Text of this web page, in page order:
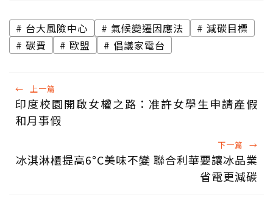
台大風險中心 氣候變遷因應法
減碳目標
碳費
歐盟 倡議家電台
← 上一篇
印度校園開啟女權之路：准許女學生申請產假
和月事假
下一篇 →
冰淇淋櫃提高6°C美味不變 聯合利華要讓冰品業
省電更減碳